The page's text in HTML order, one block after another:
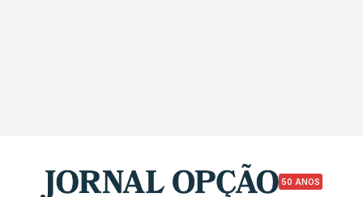
50 ANOS